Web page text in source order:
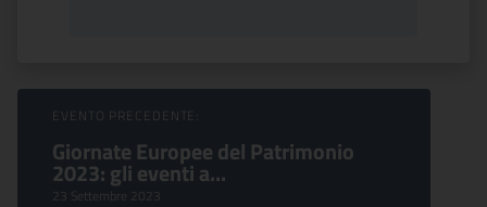
Sfoglia Eventi
EVENTO PRECEDENTE:
Giornate Europee del Patrimonio
2023: gli eventi a...
23 Settembre 2023